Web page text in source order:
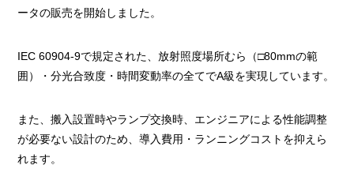
ータの販売を開始しました。
IEC 60904-9で規定された、放射照度場所むら（□80mmの範
囲）・分光合致度・時間変動率の全てでA級を実現しています。
また、搬入設置時やランプ交換時、エンジニアによる性能調整
が必要ない設計のため、導入費用・ランニングコストを抑えら
れます。